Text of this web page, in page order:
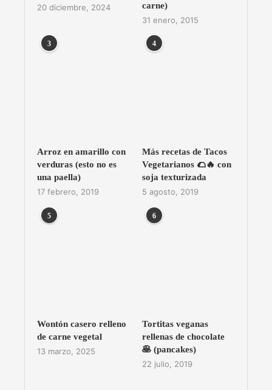
20 diciembre, 2024
carne)
31 enero, 2015
3
Arroz en amarillo con
verduras (esto no es
una paella)
17 febrero, 2019
4
Más recetas de Tacos
Vegetarianos 🌮🔥 con
soja texturizada
5 agosto, 2019
5
Wontón casero relleno
de carne vegetal
13 marzo, 2025
6
Tortitas veganas
rellenas de chocolate
🥞 (pancakes)
22 julio, 2019